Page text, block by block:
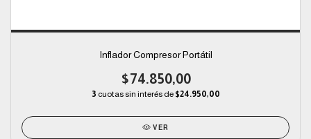
Inflador Compresor Portátil
$74.850,00
3 cuotas sin interés de $24.950,00
VER